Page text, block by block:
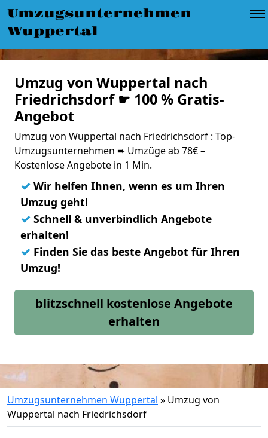
Umzugsunternehmen
Wuppertal
Umzug von Wuppertal nach
Friedrichsdorf ☛ 100 % Gratis-
Angebot
Umzug von Wuppertal nach Friedrichsdorf : Top-
Umzugsunternehmen ➨ Umzüge ab 78€ –
Kostenlose Angebote in 1 Min.
✓ Wir helfen Ihnen, wenn es um Ihren
Umzug geht!
✓ Schnell & unverbindlich Angebote
erhalten!
✓ Finden Sie das beste Angebot für Ihren
Umzug!
blitzschnell kostenlose Angebote
erhalten
Umzugsunternehmen Wuppertal » Umzug von
Wuppertal nach Friedrichsdorf